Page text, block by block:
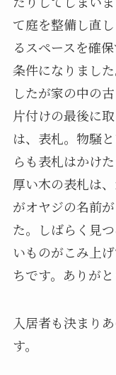
て庭を整備し直
るスペースを確
条件になりまし
したが家の中の
片付けの最後に
は、表札。物騒
らも表札はかけ
厚い木の表札は
がオヤジの名前
た。しばらく見
いものがこみ上
ちです。ありがと
入居者も決まり
す。